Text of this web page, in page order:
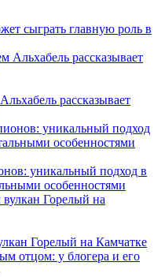
сыграть главную роль в
рассказывает
уникальный подход в
особенностями
Горелый на Камчатке